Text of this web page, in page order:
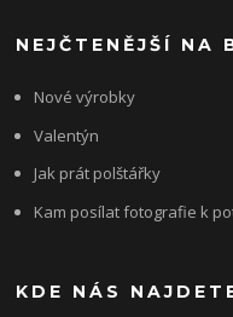
NEJČTENĚJŠÍ NA
Nové výrobky
Valentýn
Jak prát polštářky
Kam posílat fotografie k
KDE NÁS